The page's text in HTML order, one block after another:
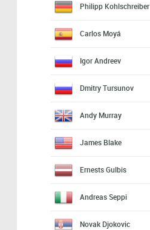
Philipp Kohlschreiber
Carlos Moyá
Igor Andreev
Dmitry Tursunov
Andy Murray
James Blake
Ernests Gulbis
Andreas Seppi
Novak Djokovic